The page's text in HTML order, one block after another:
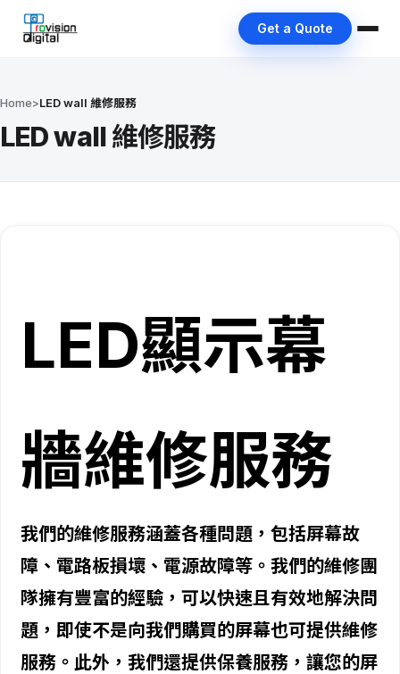
Get a Quote
Home>LED wall 維修服務
LED wall 維修服務
LED顯示幕
牆維修服務
我們的維修服務涵蓋各種問題，包括屏幕故
障、電路板損壞、電源故障等。我們的維修團
隊擁有豐富的經驗，可以快速且有效地解決問
題，即使不是向我們購買的屏幕也可提供維修
服務。此外，我們還提供保養服務，讓您的屏